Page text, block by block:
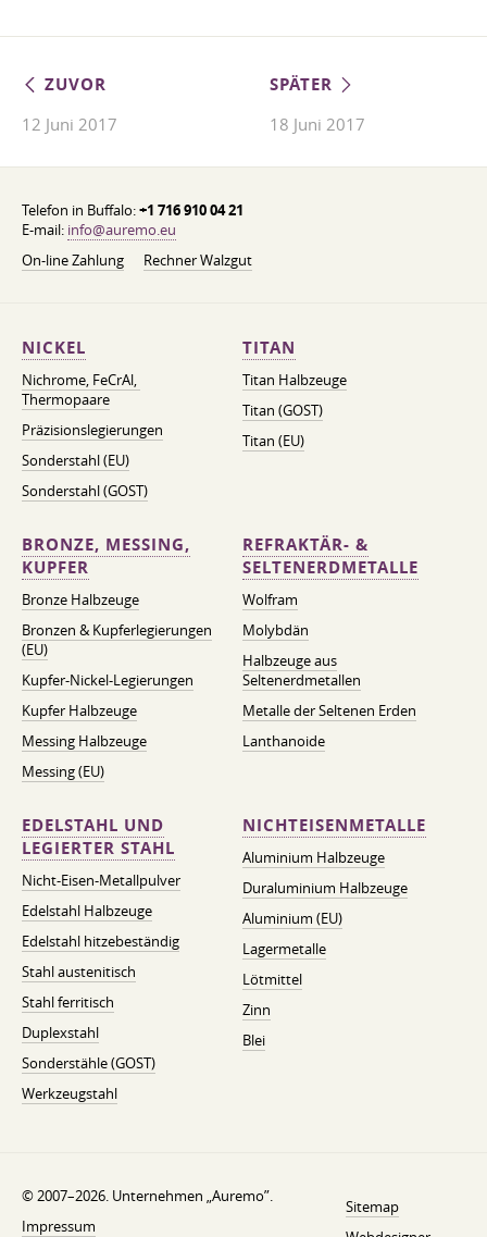
ZUVOR
12 Juni 2017
SPÄTER
18 Juni 2017
Telefon in Buffalo:+1 716 910 04 21
E-mail: info@auremo.eu
On-line Zahlung
Rechner Walzgut
NICKEL
Nichrome, FeСrAl, ​​
Thermopaare
Präzisionslegierungen
Sonderstahl (EU)
Sonderstahl (GOST)
TITAN
Titan Halbzeuge
Titan (GOST)
Titan (EU)
BRONZE, MESSING,
KUPFER
Bronze Halbzeuge
Bronzen & Kupferlegierungen
(EU)
Kupfer-Nickel-Legierungen
Kupfer Halbzeuge
Messing Halbzeuge
Messing (EU)
REFRAKTÄR- &
SELTENERDMETALLE
Wolfram
Molybdän
Halbzeuge aus
Seltenerdmetallen
Metalle der Seltenen Erden
Lanthanoide
EDELSTAHL UND
LEGIERTER STAHL
Nicht-Eisen-Metallpulver
Edelstahl Halbzeuge
Edelstahl hitzebeständig
Stahl austenitisch
Stahl ferritisch
Duplexstahl
Sonderstähle (GOST)
Werkzeugstahl
NICHTEISENMETALLE
Aluminium Halbzeuge
Duraluminium Halbzeuge
Aluminium (EU)
Lagermetalle
Lötmittel
Zinn
Blei
© 2007–2026. Unternehmen „Auremo”.
Impressum
Sitemap